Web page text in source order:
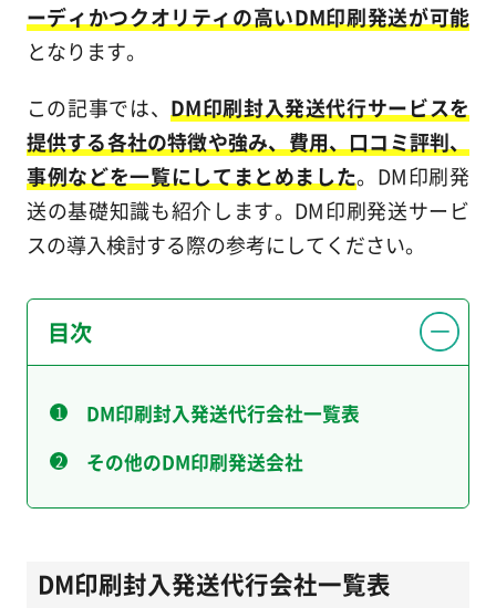
ーディかつクオリティの高いDM印刷発送が可能
となります。
この記事では、 DM印刷封入発送代行サービスを
提供する各社の特徴や強み、費用、口コミ評判、
事例などを一覧にしてまとめました。DM印刷発
送の基礎知識も紹介します。DM印刷発送サービ
スの導入検討する際の参考にしてください。
目次
DM印刷封入発送代行会社一覧表
その他のDM印刷発送会社
DM印刷封入発送代行会社一覧表